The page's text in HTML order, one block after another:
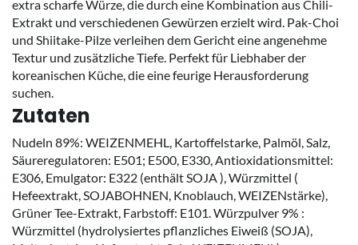
extra scharfe Würze, die durch eine Kombination aus Chili-
Extrakt und verschiedenen Gewürzen erzielt wird. Pak-Choi
und Shiitake-Pilze verleihen dem Gericht eine angenehme
Textur und zusätzliche Tiefe. Perfekt für Liebhaber der
koreanischen Küche, die eine feurige Herausforderung
suchen.
Zutaten
Nudeln 89%: WEIZENMEHL, Kartoffelstarke, Palmöl, Salz,
Säureregulatoren: E501; E500, E330, Antioxidationsmittel:
E306, Emulgator: E322 (enthält SOJA ), Würzmittel (
Hefeextrakt, SOJABOHNEN, Knoblauch, WEIZENstärke),
Grüner Tee-Extrakt, Farbstoff: E101. Würzpulver 9% :
Würzmittel (hydrolysiertes pflanzliches Eiweiß (SOJA),